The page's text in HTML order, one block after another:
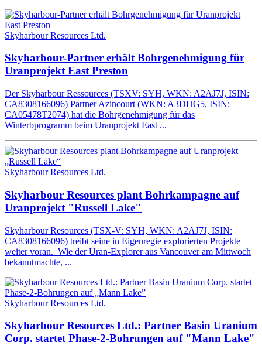
Skyharbour Resources Ltd.
Skyharbour-Partner erhält Bohrgenehmigung für
Uranprojekt East Preston
Der Skyharbour Ressources (TSXV: SYH, WKN: A2AJ7J, ISIN:
CA8308166096) Partner Azincourt (WKN: A3DHG5, ISIN:
CA05478T2074) hat die Bohrgenehmigung für das
Winterbprogramm beim Uranprojekt East ...
Skyharbour Resources Ltd.
Skyharbour Resources plant Bohrkampagne auf
Uranprojekt "Russell Lake"
Skyharbour Resources (TSX-V: SYH, WKN: A2AJ7J, ISIN:
CA8308166096) treibt seine in Eigenregie explorierten Projekte
weiter voran. Wie der Uran-Explorer aus Vancouver am Mittwoch
bekanntmachte, ...
Skyharbour Resources Ltd.
Skyharbour Resources Ltd.: Partner Basin Uranium
Corp. startet Phase-2-Bohrungen auf "Mann Lake"